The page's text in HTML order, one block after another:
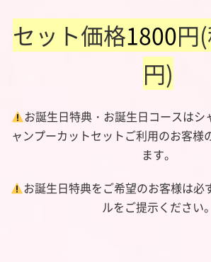
セット価格1800円
円)
お誕生日特典・お誕生日コースはシ
ャンプーカットセットご利用のお客様
ます。
お誕生日特典をご希望のお客様は必
ルをご提示ください。